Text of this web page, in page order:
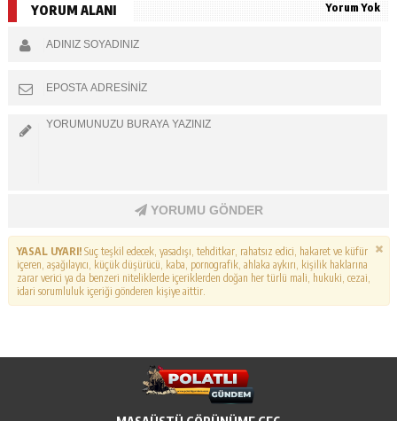
YORUM ALANI Yorum Yok
YORUMU GÖNDER
YASAL UYARI!Suç teşkil edecek, yasadışı, tehditkar, rahatsız edici, hakaret ve küfür
içeren, aşağılayıcı, küçük düşürücü, kaba, pornografik, ahlaka aykırı, kişilik haklarına
zarar verici ya da benzeri niteliklerde içeriklerden doğan her türlü mali, hukuki, cezai,
idari sorumluluk içeriği gönderen kişiye aittir.